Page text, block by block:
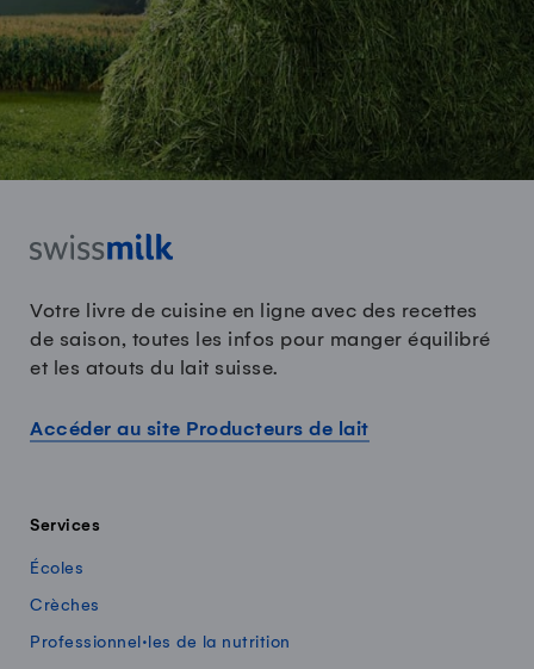
Votre livre de cuisine en ligne avec des recettes
de saison, toutes les infos pour manger équilibré
et les atouts du lait suisse.
Accéder au site Producteurs de lait
Services
Écoles
Crèches
Professionnel·les de la nutrition